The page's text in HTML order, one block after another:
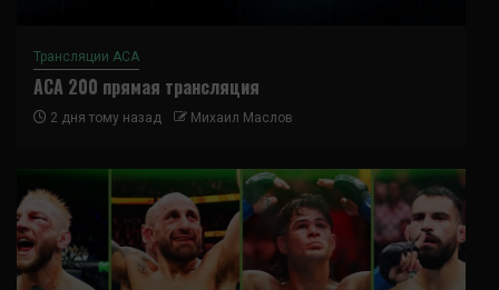
Трансляции ACA
ACA 200 прямая трансляция
2 дня тому назад Михаил Маслов